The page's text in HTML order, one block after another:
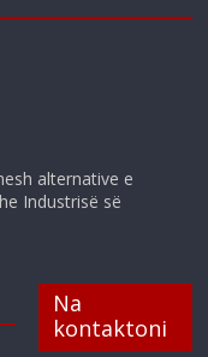
alternative e
Industrisë së
Na
kontaktoni